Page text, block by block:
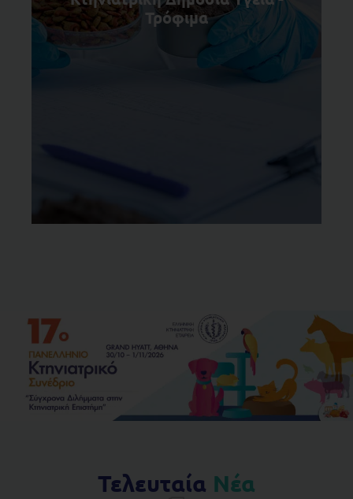
Τρόφιμα
Τελευταία Νέα